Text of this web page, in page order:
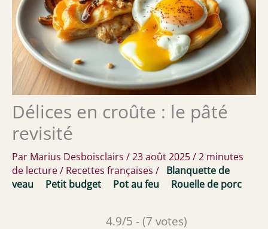
Délices en croûte : le pâté
revisité
Par Marius Desboisclairs /23 août 2025/2 minutes
de lecture/ Recettes françaises / Blanquette de
veau
Petit budget Pot au feu Rouelle de porc
4.9/5 - (7 votes)